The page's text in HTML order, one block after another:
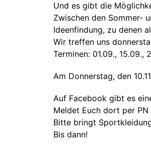
Und es gibt die
Zwischen den Sommer-
Ideenfindung, zu denen
Wir treffen uns
Terminen: 01.09., 15.09.,
Am Donnerstag, den
Auf Facebook gibt es
Meldet Euch dort per
Bitte bringt
Bis dann!